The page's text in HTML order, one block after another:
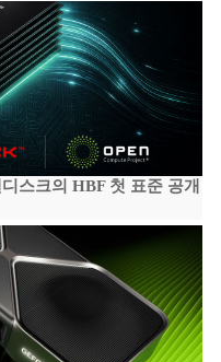
스크의 HBF 첫 표준 공개